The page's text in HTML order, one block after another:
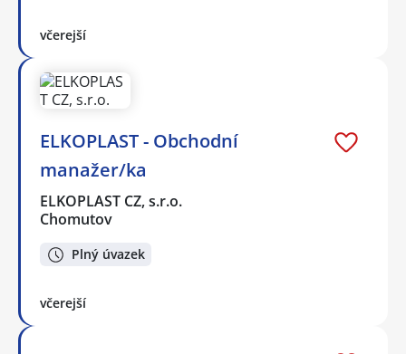
včerejší
ELKOPLAST - Obchodní
manažer/ka
ELKOPLAST CZ, s.r.o.
Chomutov
Plný úvazek
včerejší